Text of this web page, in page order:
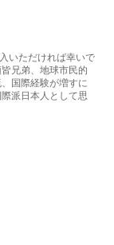
いただければ幸いで
兄弟、地球市民的
国際経験が増すに
派日本人として思